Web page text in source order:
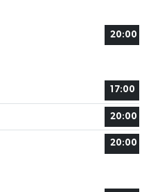
20:00
17:00
20:00
20:00